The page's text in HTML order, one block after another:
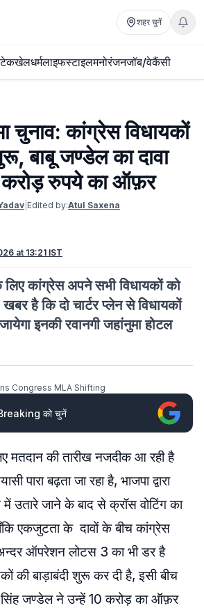
शहर चुनें
टेकखेलधर्मलाइफस्टाइलमनोरंजनजॉब/वेकैंसी
चुनाव: कांग्रेस विधायकों
बाबू जण्डेल का दावा
करोड़ रुपये का ऑफ़र
Edited by:Atul Saxena
at 13:21 IST
कांग्रेस अपने सभी विधायकों को
है कि दो चार्टर प्लेन से विधायकों
इनकी रवानगी जहांनुमा होटल
Congress MLA Shifting
को चुनें
मतदान की तारीख नजदीक आ रही है
पारा बढ़ता जा रहा है, भाजपा द्वारा
में उतारे जाने के बाद से क्रॉस वोटिंग का
एकजुटता के दावों के बीच कांग्रेस
ऑपरेशन लोटस 3 का भी डर है
की बाड़ाबंदी शुरू कर दी है, इसी बीच
सिंह जण्डेल ने उन्हें 10 करोड़ का ऑफ़र